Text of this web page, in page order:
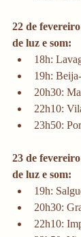
22 de
de luz e som:
18h:
19h:
20h30:
22h10:
23h50:
23 de
de luz e som:
19h:
20h30:
22h10: